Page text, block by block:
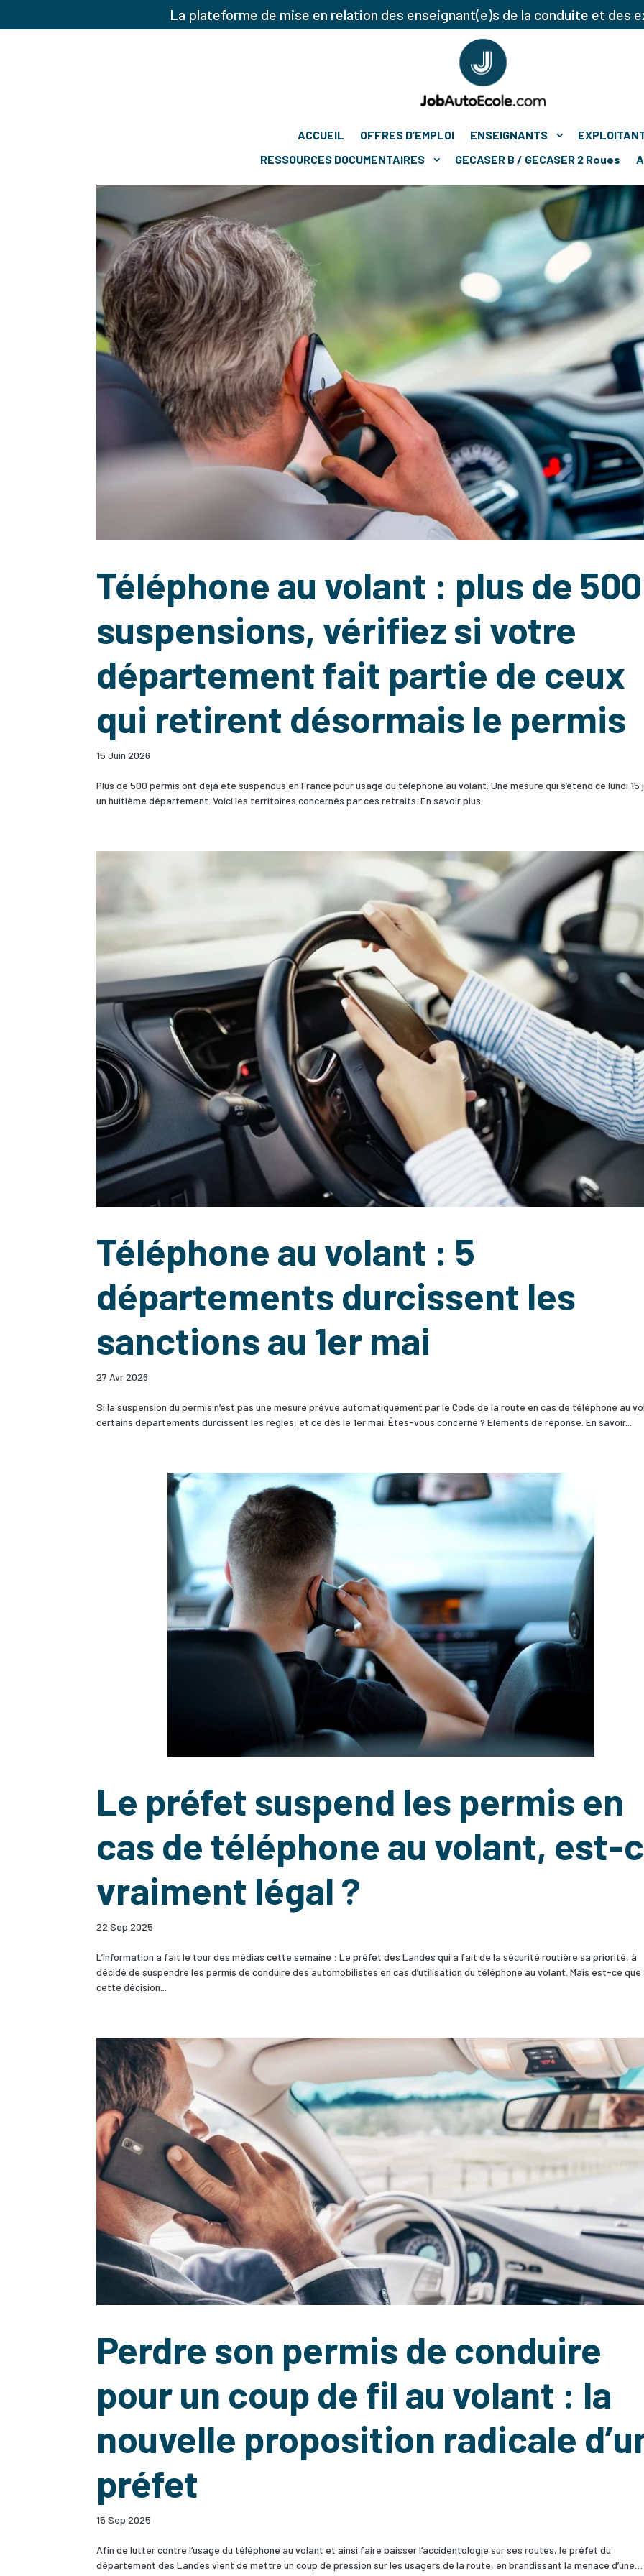
La plateforme de mise en relation des enseignant(e)s de la conduite et des
ACCUEIL OFFRES D’EMPLOI ENSEIGNANTS
RESSOURCES DOCUMENTAIRES
GECASER B / GECASER 2 Roues
Téléphone au volant : plus de 500
suspensions, vérifiez si votre
département fait partie de ceux
qui retirent désormais le permis
15 Juin 2026
Plus de 500 permis ont déjà été suspendus en France pour usage du téléphone au volant. Une mesure qui s’étend ce lundi 15
un huitième département. Voici les territoires concernés par ces retraits. En savoir plus
Téléphone au volant : 5
départements durcissent les
sanctions au 1er mai
27 Avr 2026
Si la suspension du permis n’est pas une mesure prévue automatiquement par le Code de la route en cas de téléphone au
certains départements durcissent les règles, et ce dès le 1er mai. Êtes-vous concerné ? Eléments de réponse. En savoir...
Le préfet suspend les permis en
cas de téléphone au volant, est-
vraiment légal ?
22 Sep 2025
L’information a fait le tour des médias cette semaine : Le préfet des Landes qui a fait de la sécurité routière sa priorité, à
décidé de suspendre les permis de conduire des automobilistes en cas d’utilisation du téléphone au volant. Mais est-ce que
cette décision...
Perdre son permis de conduire
pour un coup de fil au volant : la
nouvelle proposition radicale
préfet
15 Sep 2025
Afin de lutter contre l’usage du téléphone au volant et ainsi faire baisser l’accidentologie sur ses routes, le préfet du
département des Landes vient de mettre un coup de pression sur les usagers de la route, en brandissant la menace d’une…